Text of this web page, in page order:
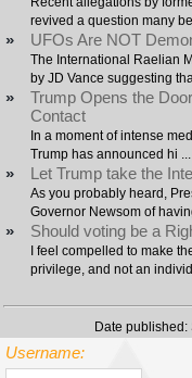
revived a question many
» UFOs Are NOT
The International Raelian
by JD Vance suggesting that
»
Trump Opens the
Contact
In a moment of intense
Trump has announced hi ...
» Let Trump take the
As you probably heard,
Governor Newsom of
» Should voting be a
I feel compelled to make
privilege, and not an individ
Date published:
Username: